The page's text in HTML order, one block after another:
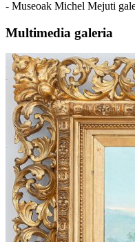
- Museoak Michel Mejuti
Multimedia galeria